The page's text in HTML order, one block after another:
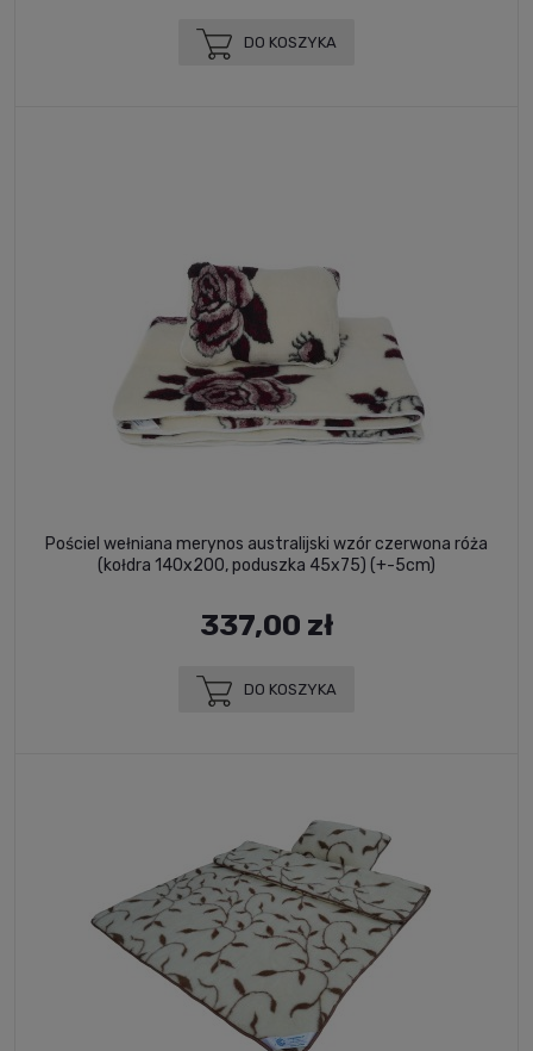
DO KOSZYKA
Pościel wełniana merynos australijski wzór czerwona róża
(kołdra 140x200, poduszka 45x75) (+-5cm)
337,00 zł
DO KOSZYKA